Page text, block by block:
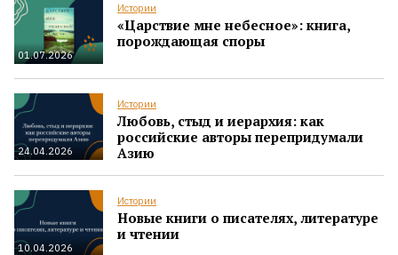
01.07.2026
Истории
«Царствие мне небесное»: книга,
порождающая споры
24.04.2026
Истории
Любовь, стыд и иерархия: как
российские авторы перепридумали
Азию
10.04.2026
Истории
Новые книги о писателях, литературе
и чтении